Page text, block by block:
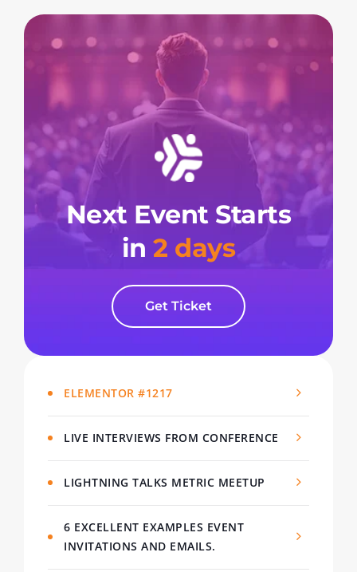
Next Event Starts
in2 days
Get Ticket
ELEMENTOR #1217
LIVE INTERVIEWS FROM CONFERENCE
LIGHTNING TALKS METRIC MEETUP
6 EXCELLENT EXAMPLES EVENT
INVITATIONS AND EMAILS.